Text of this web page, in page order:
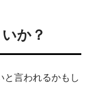
か？
と言われるかもし